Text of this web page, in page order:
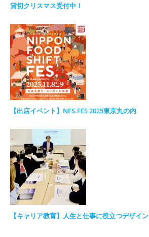
貸切クリスマス受付中！
【出店イベント】NFS.FES 2025東京丸の内
【キャリア教育】人生と仕事に役立つデザイン